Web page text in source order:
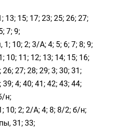
13; 15; 17; 23; 25; 26; 27;
7; 9;
1; 10; 2; 3/А; 4; 5; 6; 7; 8; 9;
10; 11; 12; 13; 14; 15; 16;
27; 28; 29; 3; 30; 31;
4; 40; 41; 42; 43; 44;
н;
10; 2; 2/А; 4; 8; 8/2; б/н;
31; 33;